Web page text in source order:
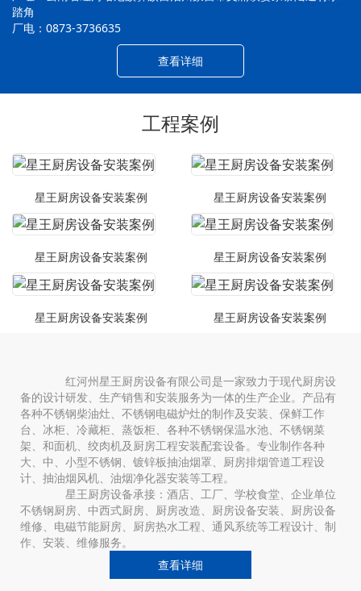
踏角
厂电：0873-3736635
查看详细
工程案例
星王厨房设备安装案例 星王厨房设备安装案例
星王厨房设备安装案例 星王厨房设备安装案例
星王厨房设备安装案例 星王厨房设备安装案例
红河州星王厨房设备有限公司是一家致力于现代厨房设
备的设计研发、生产销售和安装服务为一体的生产企业。产品有
各种不锈钢柴油灶、不锈钢电磁炉灶的制作及安装、保鲜工作
台、冰柜、冷藏柜、蒸饭柜、各种不锈钢保温水池、不锈钢菜
架、和面机、绞肉机及厨房工程安装配套设备。专业制作各种
大、中、小型不锈钢、镀锌板抽油烟罩、厨房排烟管道工程设
计、抽油烟风机、油烟净化器安装等工程。
星王厨房设备承接：酒店、工厂、学校食堂、企业单位
不锈钢厨房、中西式厨房、厨房改造、厨房设备安装、厨房设备
维修、电磁节能厨房、厨房热水工程、通风系统等工程设计、制
作、安装、维修服务。
查看详细